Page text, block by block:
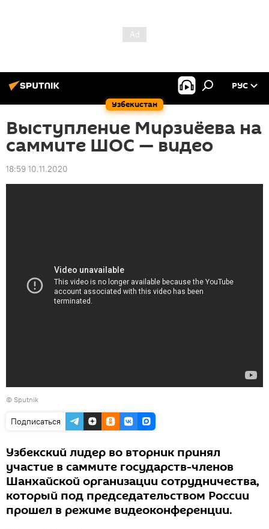
Узбекистан
РУС
Выступление Мирзиёева на
саммите ШОС — видео
18:59 10.11.2020
© Sputnik
Подписаться
Узбекский лидер во вторник принял
участие в саммите государств-членов
Шанхайской организации сотрудничества,
который под председательством России
прошел в режиме видеоконференции.